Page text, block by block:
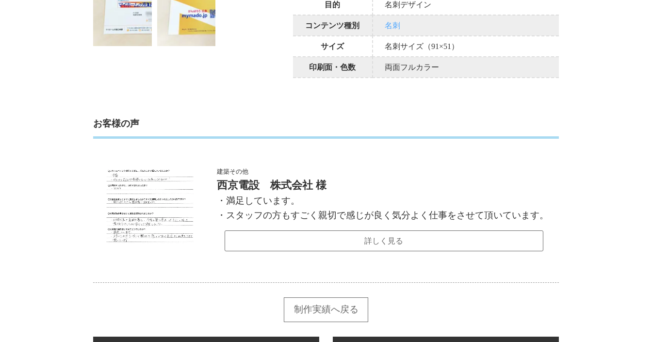
目的 名刺デザイン
コンテンツ種別 名刺
サイズ 名刺サイズ（91×51）
印刷面・色数 両面フルカラー
お客様の声
建築その他
西京電設 株式会社 様
・満足しています。
・スタッフの方もすごく親切で感じが良く気分よく仕事をさせて頂いています。
詳しく見る
制作実績へ戻る